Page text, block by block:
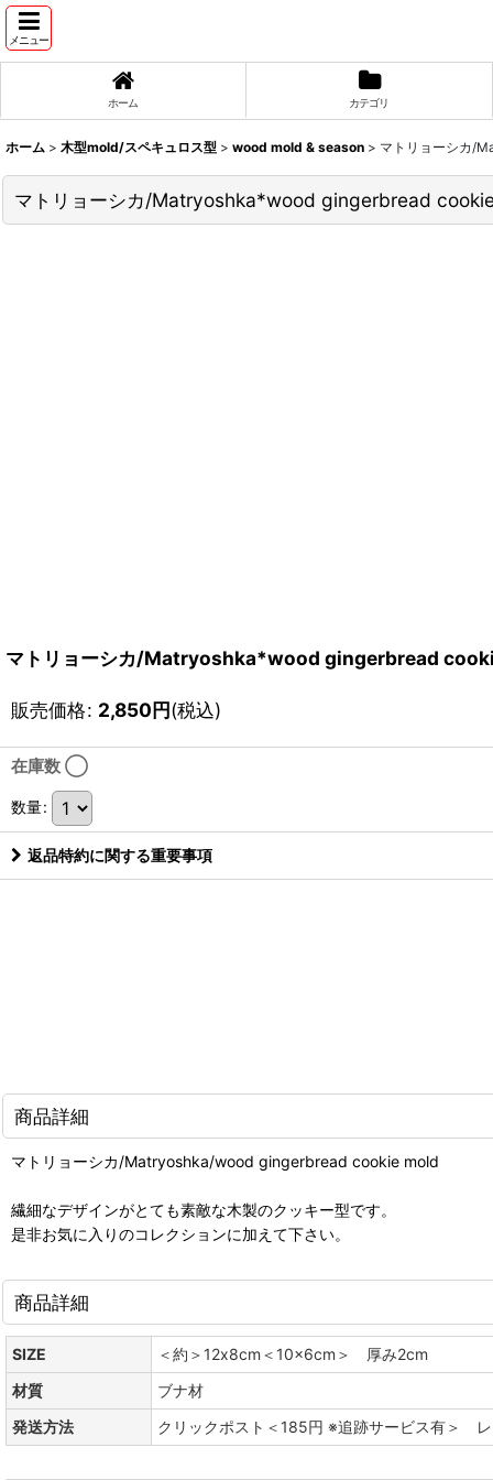
メニュー
ホーム カテゴリ
ホーム > 木型mold/スペキュロス型 > wood mold & season > マトリョーシカ/
マトリョーシカ/Matryoshka*wood gingerbread
マトリョーシカ/Matryoshka*wood gingerbread
販売価格: 2,850円(税込)
在庫数 ◯
数量:
返品特約に関する重要事項
商品詳細
マトリョーシカ/Matryoshka/wood gingerbread cookie mold
繊細なデザインがとても素敵な木製のクッキー型です。
是非お気に入りのコレクションに加えて下さい。
商品詳細
SIZE
＜約＞12x8cm＜10x6cm＞ 厚み2cm
材質
ブナ材
発送方法
クリックポスト＜185円 ※追跡サービス有＞